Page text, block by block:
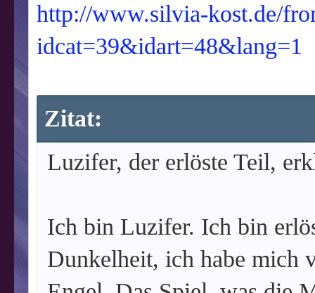
http://www.silvia-kost.de/
idcat=39&idart=48&lang=1
Zitat:
Luzifer, der erlöste Teil,
Ich bin Luzifer. Ich bin
Dunkelheit, ich habe mich